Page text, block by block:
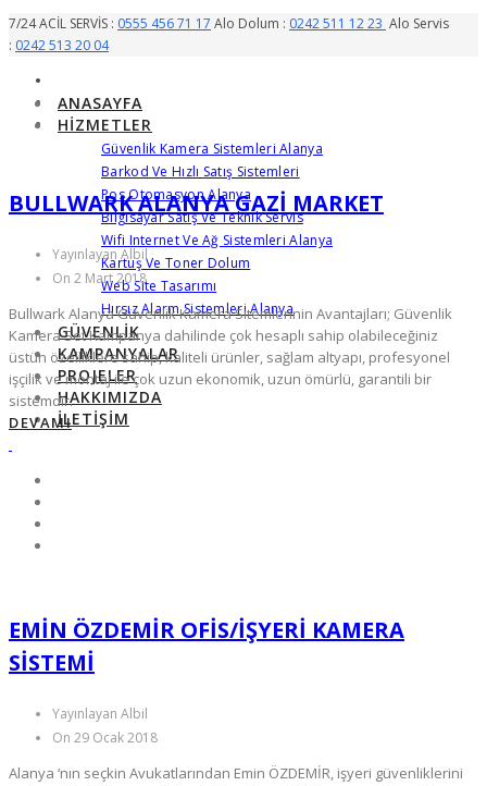
7/24 ACİL SERVİS : 0555 456 71 17 Alo Dolum : 0242 511 12 23 Alo Servis
: 0242 513 20 04
ANASAYFA
HIZMETLER
Güvenlik Kamera Sistemleri Alanya
Barkod Ve Hızlı Satış Sistemleri
Pos Otomasyon Alanya
Bilgisayar Satış Ve Teknik Servis
Wifi Internet Ve Ağ Sistemleri Alanya
Kartuş Ve Toner Dolum
Web Site Tasarımı
Hırsız Alarm Sistemleri Alanya
GÜVENLIK
KAMPANYALAR
PROJELER
HAKKIMIZDA
İLETIŞIM
BULLWARK ALANYA GAZI MARKET
Yayınlayan Albil
On 2 Mart 2018
Bullwark Alanya Güvenlik Kamera Sitemlerinin Avantajları; Güvenlik
Kamera Set Kampanya dahilinde çok hesaplı sahip olabileceğiniz
üstün özelliklere sahip, kaliteli ürünler, sağlam altyapı, profesyonel
işçilik ve montaj ile çok uzun ekonomik, uzun ömürlü, garantili bir
sistemdir.
DEVAMI
EMIN ÖZDEMİR OFIS/IŞYERI KAMERA
SISTEMI
Yayınlayan Albil
On 29 Ocak 2018
Alanya ‘nın seçkin Avukatlarından Emin ÖZDEMİR, işyeri güvenliklerini